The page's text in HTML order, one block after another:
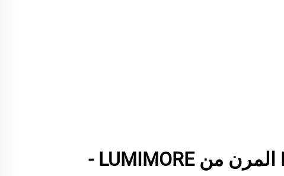
شريطات LED المرن من LUMIMORE -